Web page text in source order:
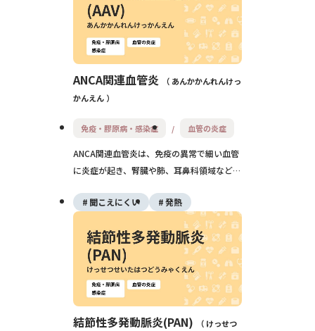
ANCA関連血管炎
あんかかんれんけっ
かんえん
免疫・膠原病・感染症 血管の炎症
ANCA関連血管炎は、免疫の異常で細い血管
に炎症が起き、腎臓や肺、耳鼻科領域などに
ることもあり、早期診断と治療が重要です。
聞こえにくい 発熱
結節性多発動脈炎(PAN)
けっせつ